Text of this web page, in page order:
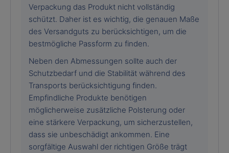
Verpackung das Produkt nicht vollständig
schützt. Daher ist es wichtig, die genauen Maße
des Versandguts zu berücksichtigen, um die
bestmögliche Passform zu finden.
Neben den Abmessungen sollte auch der
Schutzbedarf und die Stabilität während des
Transports berücksichtigung finden.
Empfindliche Produkte benötigen
möglicherweise zusätzliche Polsterung oder
eine stärkere Verpackung, um sicherzustellen,
dass sie unbeschädigt ankommen. Eine
sorgfältige Auswahl der richtigen Größe trägt